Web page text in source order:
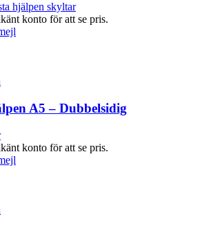
hjälpen skyltar
konto för att se pris.
A5 – Dubbelsidig
konto för att se pris.